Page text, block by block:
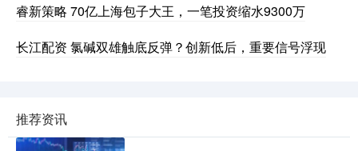
睿新策略 70亿上海包子大王，一笔投资缩水9300万
长江配资 氯碱双雄触底反弹？创新低后，重要信号浮现
推荐资讯